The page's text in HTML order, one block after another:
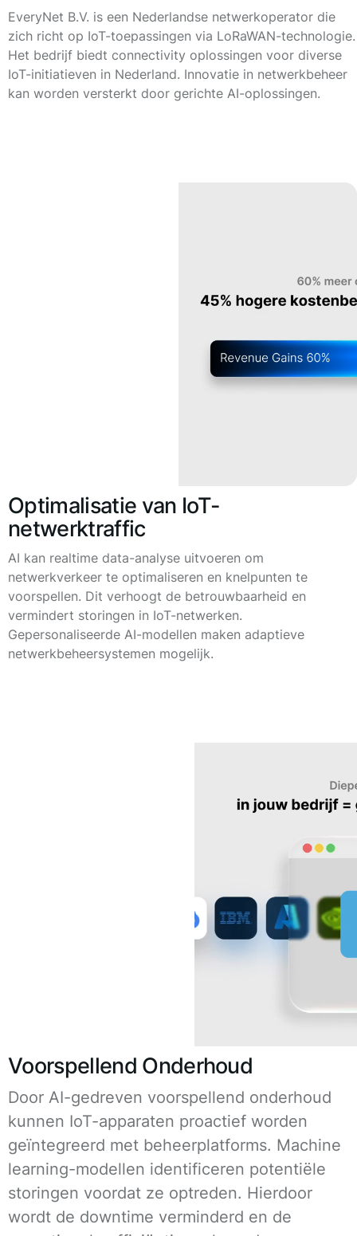
EveryNet B.V. is een Nederlandse netwerkoperator die
zich richt op IoT-toepassingen via LoRaWAN-technologie.
Het bedrijf biedt connectivity oplossingen voor diverse
IoT-initiatieven in Nederland. Innovatie in netwerkbeheer
kan worden versterkt door gerichte AI-oplossingen.
Optimalisatie van IoT-
netwerktraffic
AI kan realtime data-analyse uitvoeren om
netwerkverkeer te optimaliseren en knelpunten te
voorspellen. Dit verhoogt de betrouwbaarheid en
vermindert storingen in IoT-netwerken.
Gepersonaliseerde AI-modellen maken adaptieve
netwerkbeheersystemen mogelijk.
Voorspellend Onderhoud
Door AI-gedreven voorspellend onderhoud
kunnen IoT-apparaten proactief worden
geïntegreerd met beheerplatforms. Machine
learning-modellen identificeren potentiële
storingen voordat ze optreden. Hierdoor
wordt de downtime verminderd en de